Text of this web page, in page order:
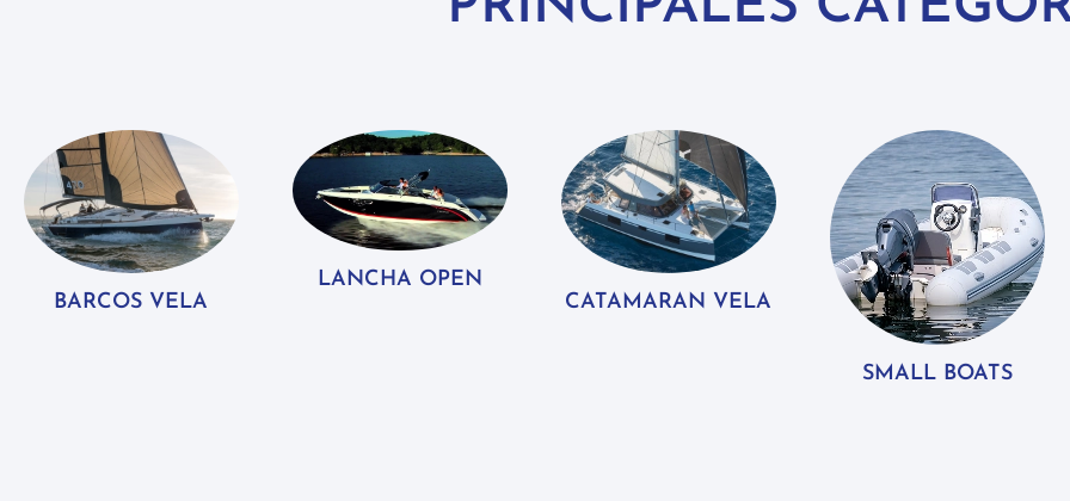
BARCOS VELA
LANCHA OPEN
CATAMARAN VELA
SMALL BOATS